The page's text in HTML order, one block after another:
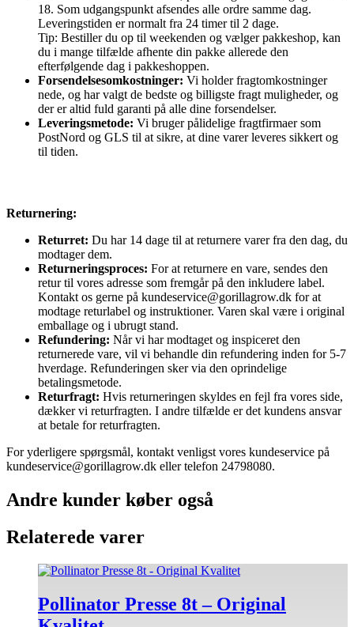
18. Som udgangspunkt afsendes alle ordre samme dag.
Leveringstiden er normalt fra 24 timer til 2 dage.
Tip: Bestiller du op til weekenden og vælger pakkeshop, kan
du i mange tilfælde afhente din pakke allerede den
efterfølgende dag i pakkeshoppen.
Forsendelsesomkostninger: Vi holder fragtomkostninger
nede, og har valgt de bedste og billigste fragt muligheder, og
der er altid fuld garanti på alle dine forsendelser.
Leveringsmetode: Vi bruger pålidelige fragtfirmaer som
PostNord og GLS til at sikre, at dine varer leveres sikkert og
til tiden.
Returnering:
Returret: Du har 14 dage til at returnere varer fra den dag, du
modtager dem.
Returneringsproces: For at returnere en vare, sendes den
retur til vores adresse som fremgår på den inkludere label.
Kontakt os gerne på kundeservice@gorillagrow.dk for at
modtage returlabel og instruktioner. Varen skal være i original
emballage og i ubrugt stand.
Refundering: Når vi har modtaget og inspiceret den
returnerede vare, vil vi behandle din refundering inden for 5-7
hverdage. Refunderingen sker via den oprindelige
betalingsmetode.
Returfragt: Hvis returneringen skyldes en fejl fra vores side,
dækker vi returfragten. I andre tilfælde er det kundens ansvar
at betale for returfragten.
For yderligere spørgsmål, kontakt venligst vores kundeservice på
kundeservice@gorillagrow.dk eller telefon 24798080.
Andre kunder køber også
Relaterede varer
Pollinator Presse 8t – Original